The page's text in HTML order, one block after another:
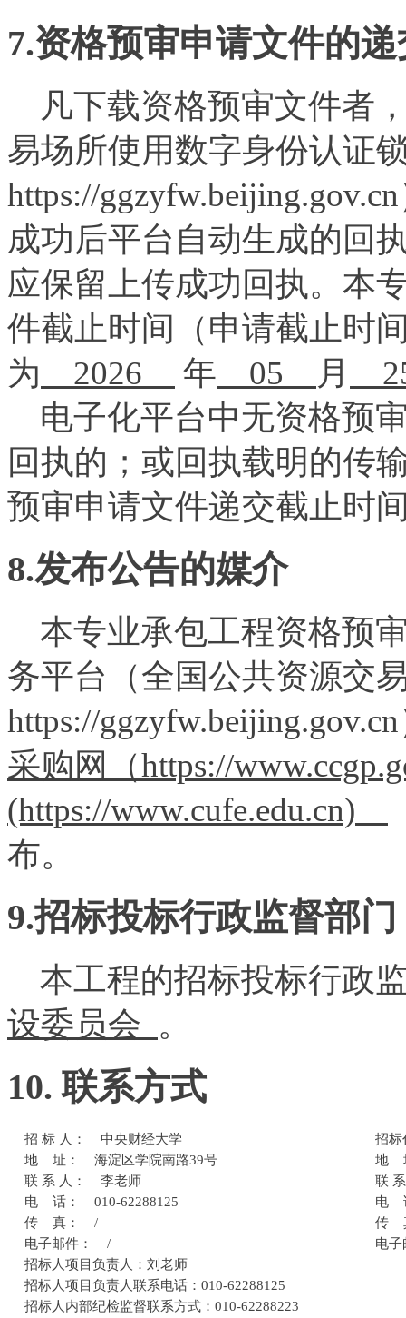
7.资格预审申请文件的递
凡下载资格预审文件者
易场所使用数字身份认证
https://
成功后平台自动生成的回
应保留上传成功回执。本
件截止时间（申请截止时
为 2026 年 05 月
电子化平台中无资格预
回执的；或回执载明的传
预审申请文件递交截止时
8.发布公告的媒介
本专业承包工程资格预
务平台（全国公共资源交
https://
采购网（https://
(https://www.cufe.edu.cn)
布。
9.招标投标行政监督部门
本工程的招标投标行政
设委员会 。
10. 联系方式
招 标 人： 中央财经大学
招
地 址： 海淀区学院南路39号
地
联 系 人： 李老师
联 系
电 话： 010-62288125
电
传 真： /
传
电子邮件： /
电
招标人项目负责人：刘老师
招标人项目负责人联系电话：010-62288125
招标人内部纪检监督联系方式：010-62288223